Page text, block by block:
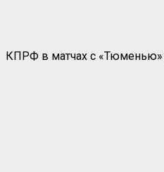
КПРФ в матчах с «Тюменью»